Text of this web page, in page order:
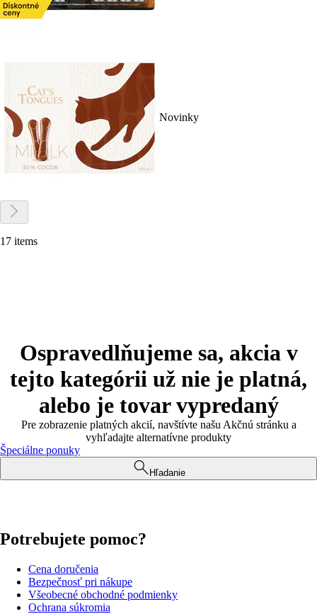
Novinky
17 items
Ospravedlňujeme sa, akcia v
tejto kategórii už nie je platná,
alebo je tovar vypredaný
Pre zobrazenie platných akcií, navštívte našu Akčnú stránku a
vyhľadajte alternatívne produkty
Špeciálne ponuky
Hľadanie
Potrebujete pomoc?
Cena doručenia
Bezpečnosť pri nákupe
Všeobecné obchodné podmienky
Ochrana súkromia